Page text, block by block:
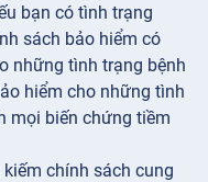
bạn có tình trạng
sách bảo hiểm có
những tình trạng bệnh
hiểm cho những tình
mọi biến chứng tiềm
chính sách cung